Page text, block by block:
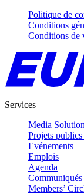
Politique de
Conditions
Conditions de
Services
Media
Projets publics
Evénements
Emplois
Agenda
Communiqués
Members’